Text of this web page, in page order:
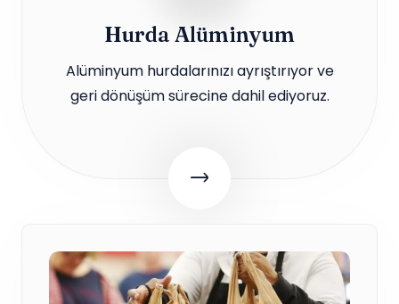
Hurda Alüminyum
Alüminyum hurdalarınızı ayrıştırıyor ve
geri dönüşüm sürecine dahil ediyoruz.